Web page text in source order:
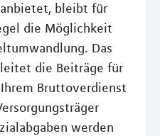
bleibt für
die Möglichkeit
Das
die Beiträge für
Bruttoverdienst
werden